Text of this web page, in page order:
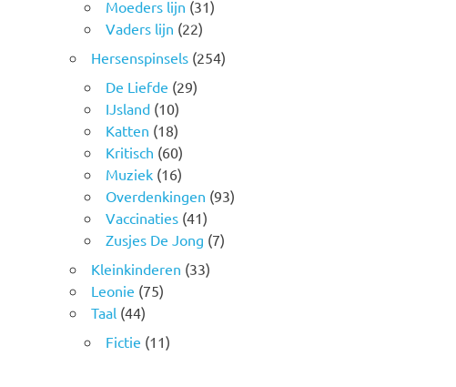
Moeders lijn (31)
Vaders lijn (22)
Hersenspinsels (254)
De Liefde (29)
IJsland (10)
Katten (18)
Kritisch (60)
Muziek (16)
Overdenkingen (93)
Vaccinaties (41)
Zusjes De Jong (7)
Kleinkinderen (33)
Leonie (75)
Taal (44)
Fictie (11)